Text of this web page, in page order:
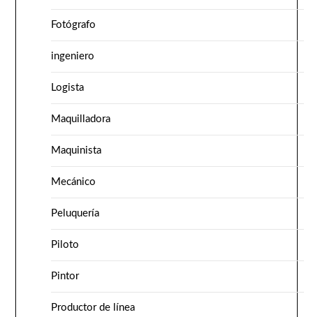
Fotógrafo
ingeniero
Logista
Maquilladora
Maquinista
Mecánico
Peluquería
Piloto
Pintor
Productor de línea